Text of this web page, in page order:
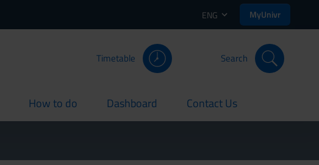
ENG MyUnivr
Timetable Search
How to do
current Dashboard
current Contact Us
current